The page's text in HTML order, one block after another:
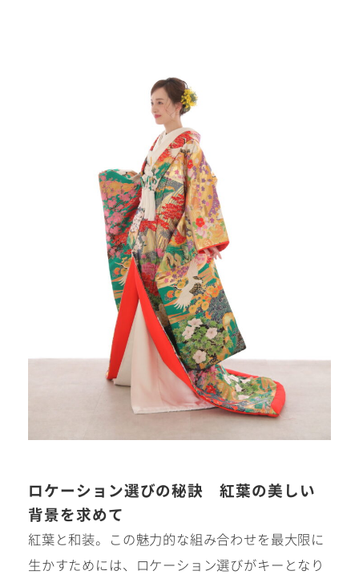
ロケーション選びの秘訣 紅葉の美しい
背景を求めて
紅葉と和装。この魅力的な組み合わせを最大限に
生かすためには、ロケーション選びがキーとなり